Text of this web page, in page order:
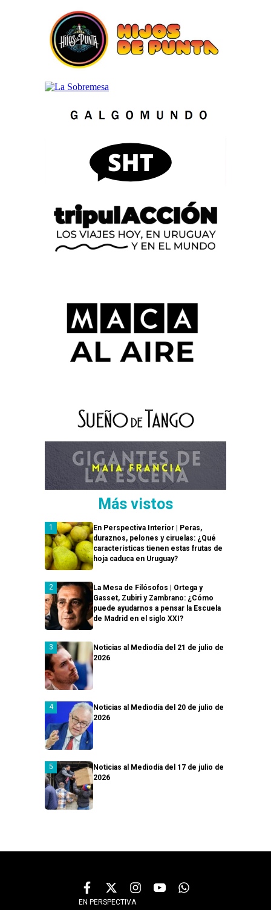
Más vistos
En Perspectiva Interior | Peras,
duraznos, pelones y ciruelas: ¿Qué
características tienen estas frutas de
hoja caduca en Uruguay?
La Mesa de Filósofos | Ortega y
Gasset, Zubiri y Zambrano: ¿Cómo
puede ayudarnos a pensar la Escuela
de Madrid en el siglo XXI?
Noticias al Mediodía del 21 de julio de
2026
Noticias al Mediodía del 20 de julio de
2026
Noticias al Mediodía del 17 de julio de
2026
EN PERSPECTIVA